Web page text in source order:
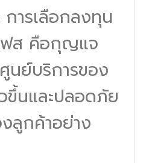
ารเลือกลงทุน
ฟส คือกุญแจ
นย์บริการของ
ขึ้นและปลอดภัย
ลูกค้าอย่าง